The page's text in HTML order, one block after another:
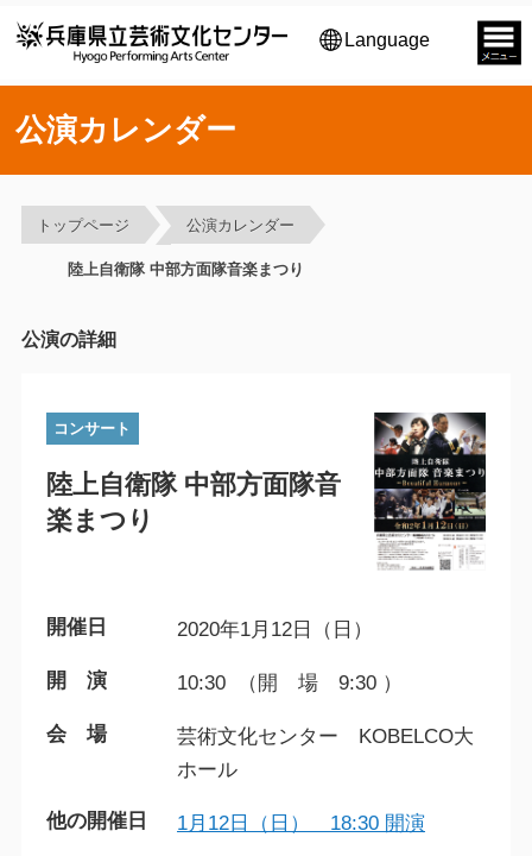
Language
公演カレンダー
トップページ 公演カレンダー
陸上自衛隊 中部方面隊音楽まつり
公演の詳細
コンサート
陸上自衛隊 中部方面隊音
楽まつり
開催日 2020年1月12日（日）
開 演 10:30 （開 場 9:30 ）
会 場
芸術文化センター KOBELCO大
ホール
他の開催日 1月12日（日） 18:30 開演